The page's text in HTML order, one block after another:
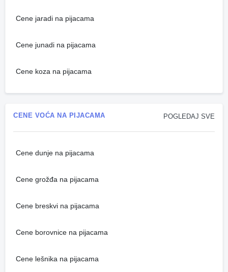
Cene jaradi na pijacama
Cene junadi na pijacama
Cene koza na pijacama
POGLEDAJ SVE
CENE VOĆA NA PIJACAMA
Cene dunje na pijacama
Cene grožđa na pijacama
Cene breskvi na pijacama
Cene borovnice na pijacama
Cene lešnika na pijacama